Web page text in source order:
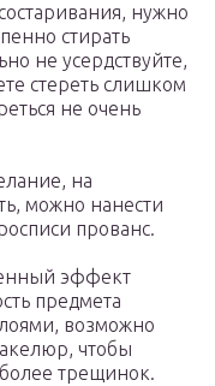
нужно
стирать
не усердствуйте,
стереть слишком
не очень
на
можно нанести
прованс.
эффект
предмета
возможно
чтобы
трещинок.